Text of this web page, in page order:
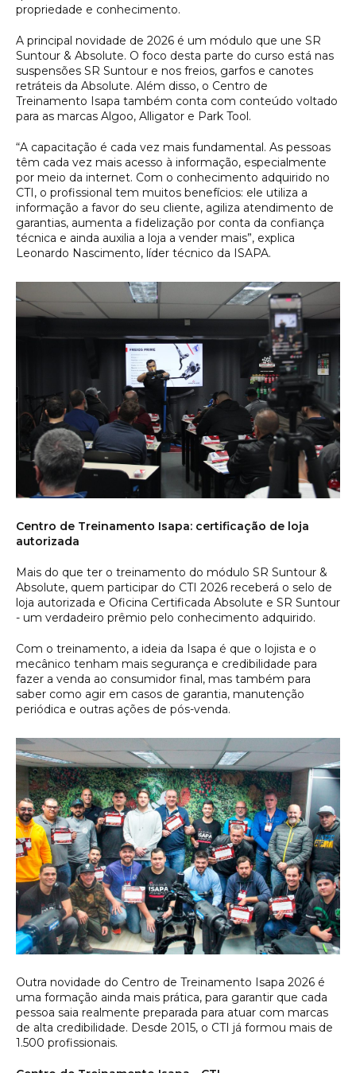
propriedade e conhecimento.
A principal novidade de 2026 é um módulo que une SR
Suntour & Absolute. O foco desta parte do curso está nas
suspensões SR Suntour e nos freios, garfos e canotes
retráteis da Absolute. Além disso, o Centro de
Treinamento Isapa também conta com conteúdo voltado
para as marcas Algoo, Alligator e Park Tool.
“A capacitação é cada vez mais fundamental. As pessoas
têm cada vez mais acesso à informação, especialmente
por meio da internet. Com o conhecimento adquirido no
CTI, o profissional tem muitos benefícios: ele utiliza a
informação a favor do seu cliente, agiliza atendimento de
garantias, aumenta a fidelização por conta da confiança
técnica e ainda auxilia a loja a vender mais”, explica
Leonardo Nascimento, líder técnico da ISAPA.
Centro de Treinamento Isapa: certificação de loja
autorizada
Mais do que ter o treinamento do módulo SR Suntour &
Absolute, quem participar do CTI 2026 receberá o selo de
loja autorizada e Oficina Certificada Absolute e SR Suntour
- um verdadeiro prêmio pelo conhecimento adquirido.
Com o treinamento, a ideia da Isapa é que o lojista e o
mecânico tenham mais segurança e credibilidade para
fazer a venda ao consumidor final, mas também para
saber como agir em casos de garantia, manutenção
periódica e outras ações de pós-venda.
Outra novidade do Centro de Treinamento Isapa 2026 é
uma formação ainda mais prática, para garantir que cada
pessoa saia realmente preparada para atuar com marcas
de alta credibilidade. Desde 2015, o CTI já formou mais de
1.500 profissionais.